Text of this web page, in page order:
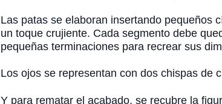
Las patas se elaboran insertando pequeños
un toque crujiente. Cada segmento debe
pequeñas terminaciones para recrear sus
Los ojos se representan con dos chispas de
Y para rematar el acabado, se recubre la